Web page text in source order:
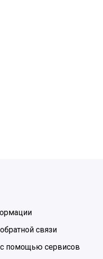
связи
с помощью сервисов